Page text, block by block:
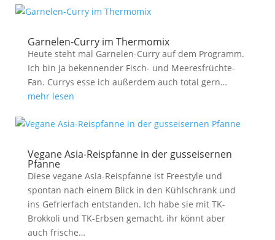
Garnelen-Curry im Thermomix
Heute steht mal Garnelen-Curry auf dem Programm.
Ich bin ja bekennender Fisch- und Meeresfrüchte-
Fan. Currys esse ich außerdem auch total gern…
mehr lesen
Vegane Asia-Reispfanne in der gusseisernen
Pfanne
Diese vegane Asia-Reispfanne ist Freestyle und
spontan nach einem Blick in den Kühlschrank und
ins Gefrierfach entstanden. Ich habe sie mit TK-
Brokkoli und TK-Erbsen gemacht, ihr könnt aber
auch frische…